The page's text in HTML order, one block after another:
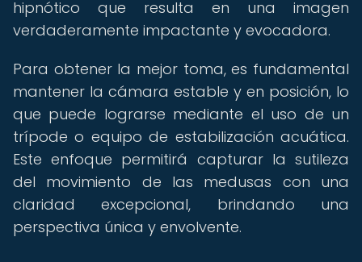
hipnótico que resulta en una imagen
verdaderamente impactante y evocadora.
Para obtener la mejor toma, es fundamental
mantener la cámara estable y en posición, lo
que puede lograrse mediante el uso de un
trípode o equipo de estabilización acuática.
Este enfoque permitirá capturar la sutileza
del movimiento de las medusas con una
claridad excepcional, brindando una
perspectiva única y envolvente.